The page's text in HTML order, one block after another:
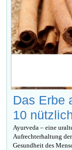
Das Erbe
10
Ayurveda – eine
Aufrechterhaltung
Gesundheit des